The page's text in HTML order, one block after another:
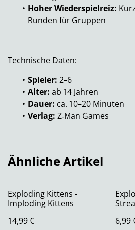
Hoher Wiederspielreiz:
Runden für Gruppen
Technische Daten:
Spieler: 2–6
Alter: ab 14 Jahren
Dauer: ca. 10–20 Minuten
Verlag: Z‑Man Games
Ähnliche Artikel
Exploding Kittens -
Imploding Kittens
14,99 €
6,99